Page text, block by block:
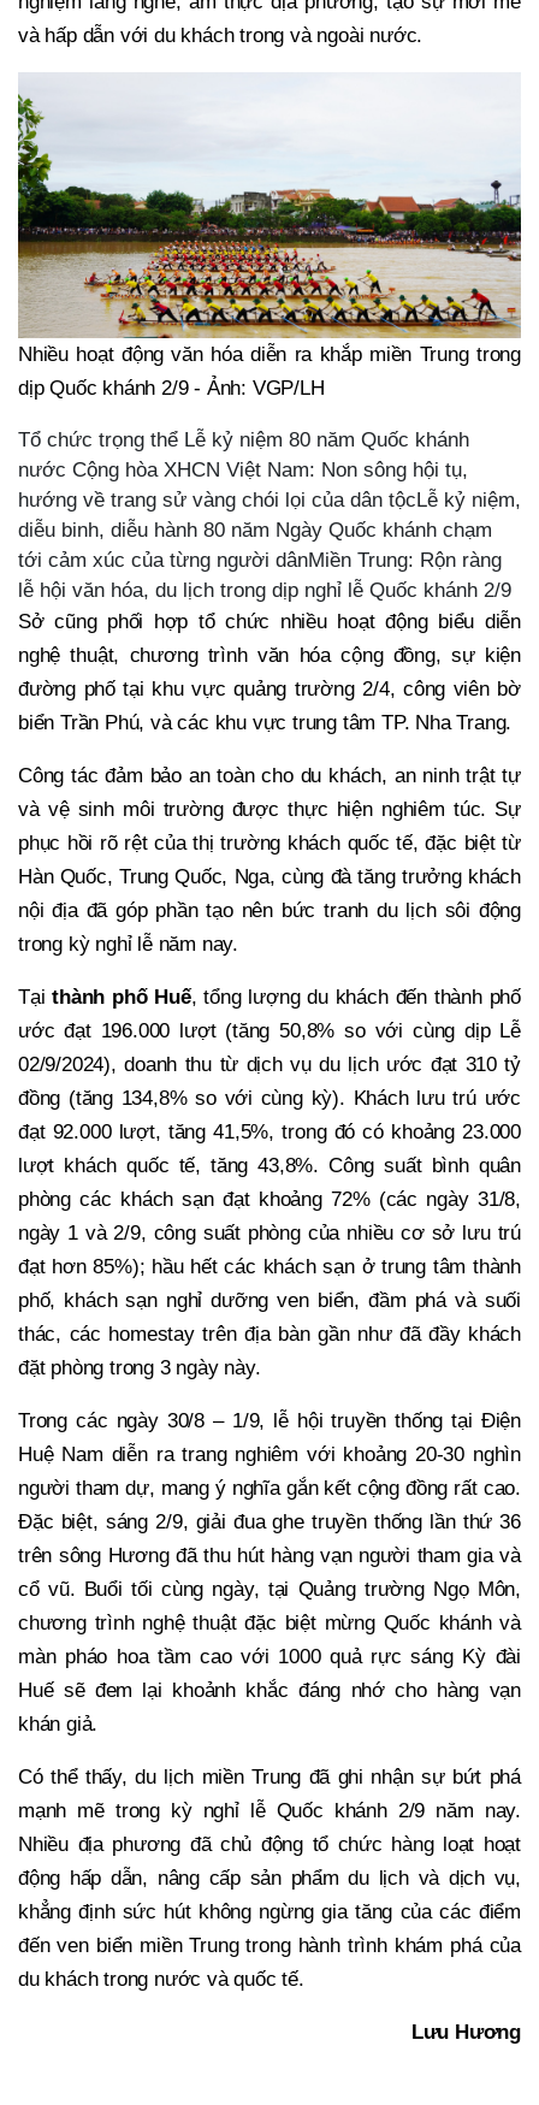
và hấp dẫn với du khách trong và ngoài nước.
Nhiều hoạt động văn hóa diễn ra khắp miền Trung trong
dịp Quốc khánh 2/9 - Ảnh: VGP/LH
Tổ chức trọng thể Lễ kỷ niệm 80 năm Quốc khánh
nước Cộng hòa XHCN Việt Nam: Non sông hội tụ,
hướng về trang sử vàng chói lọi của dân tộcLễ kỷ niệm,
diễu binh, diễu hành 80 năm Ngày Quốc khánh chạm
tới cảm xúc của từng người dânMiền Trung: Rộn ràng
lễ hội văn hóa, du lịch trong dịp nghỉ lễ Quốc khánh 2/9
Sở cũng phối hợp tổ chức nhiều hoạt động biểu diễn
nghệ thuật, chương trình văn hóa cộng đồng, sự kiện
đường phố tại khu vực quảng trường 2/4, công viên bờ
biển Trần Phú, và các khu vực trung tâm TP. Nha Trang.
Công tác đảm bảo an toàn cho du khách, an ninh trật tự
và vệ sinh môi trường được thực hiện nghiêm túc. Sự
phục hồi rõ rệt của thị trường khách quốc tế, đặc biệt từ
Hàn Quốc, Trung Quốc, Nga, cùng đà tăng trưởng khách
nội địa đã góp phần tạo nên bức tranh du lịch sôi động
trong kỳ nghỉ lễ năm nay.
Tạithành phố Huế, tổng lượng du khách đến thành phố
ước đạt 196.000 lượt (tăng 50,8% so với cùng dịp Lễ
02/9/2024), doanh thu từ dịch vụ du lịch ước đạt 310 tỷ
đồng (tăng 134,8% so với cùng kỳ). Khách lưu trú ước
đạt 92.000 lượt, tăng 41,5%, trong đó có khoảng 23.000
lượt khách quốc tế, tăng 43,8%. Công suất bình quân
phòng các khách sạn đạt khoảng 72% (các ngày 31/8,
ngày 1 và 2/9, công suất phòng của nhiều cơ sở lưu trú
đạt hơn 85%); hầu hết các khách sạn ở trung tâm thành
phố, khách sạn nghỉ dưỡng ven biển, đầm phá và suối
thác, các homestay trên địa bàn gần như đã đầy khách
đặt phòng trong 3 ngày này.
Trong các ngày 30/8 – 1/9, lễ hội truyền thống tại Điện
Huệ Nam diễn ra trang nghiêm với khoảng 20-30 nghìn
người tham dự, mang ý nghĩa gắn kết cộng đồng rất cao.
Đặc biệt, sáng 2/9, giải đua ghe truyền thống lần thứ 36
trên sông Hương đã thu hút hàng vạn người tham gia và
cổ vũ. Buổi tối cùng ngày, tại Quảng trường Ngọ Môn,
chương trình nghệ thuật đặc biệt mừng Quốc khánh và
màn pháo hoa tầm cao với 1000 quả rực sáng Kỳ đài
Huế sẽ đem lại khoảnh khắc đáng nhớ cho hàng vạn
khán giả.
Có thể thấy, du lịch miền Trung đã ghi nhận sự bứt phá
mạnh mẽ trong kỳ nghỉ lễ Quốc khánh 2/9 năm nay.
Nhiều địa phương đã chủ động tổ chức hàng loạt hoạt
động hấp dẫn, nâng cấp sản phẩm du lịch và dịch vụ,
khẳng định sức hút không ngừng gia tăng của các điểm
đến ven biển miền Trung trong hành trình khám phá của
du khách trong nước và quốc tế.
Lưu Hương